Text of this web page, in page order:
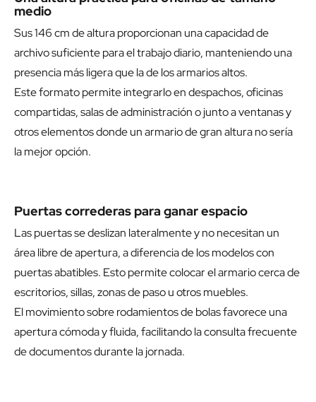
medio
Sus 146 cm de altura proporcionan una capacidad de
archivo suficiente para el trabajo diario, manteniendo una
presencia más ligera que la de los armarios altos.
Este formato permite integrarlo en despachos, oficinas
compartidas, salas de administración o junto a ventanas y
otros elementos donde un armario de gran altura no sería
la mejor opción.
Puertas correderas para ganar espacio
Las puertas se deslizan lateralmente y no necesitan un
área libre de apertura, a diferencia de los modelos con
puertas abatibles. Esto permite colocar el armario cerca de
escritorios, sillas, zonas de paso u otros muebles.
El movimiento sobre rodamientos de bolas favorece una
apertura cómoda y fluida, facilitando la consulta frecuente
de documentos durante la jornada.